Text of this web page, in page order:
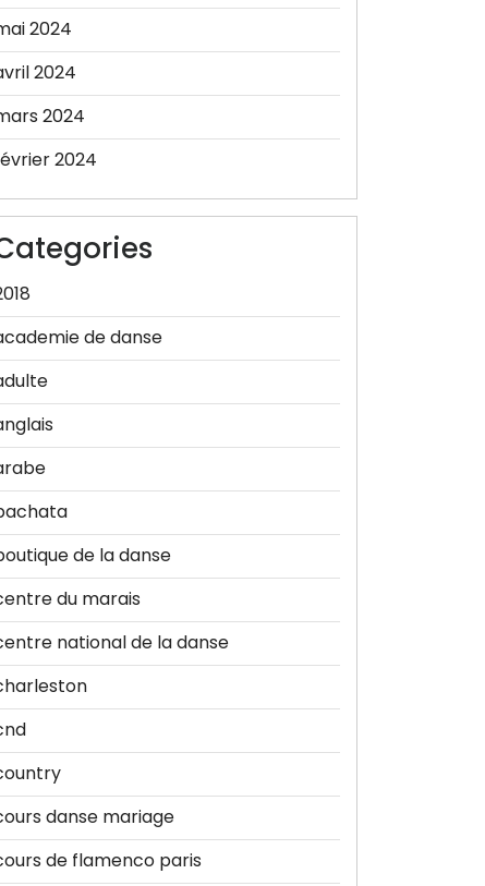
2024
2024
2024
2024
de danse
de la danse
du marais
national de la danse
danse mariage
de flamenco paris